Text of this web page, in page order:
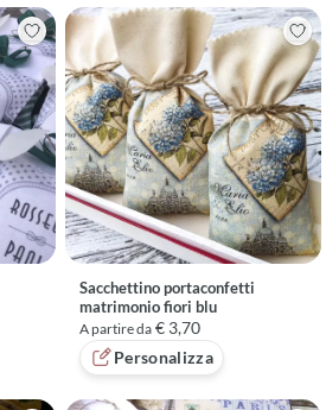
Sacchettino portaconfetti
matrimonio fiori blu
A partire da € 3,70
Personalizza